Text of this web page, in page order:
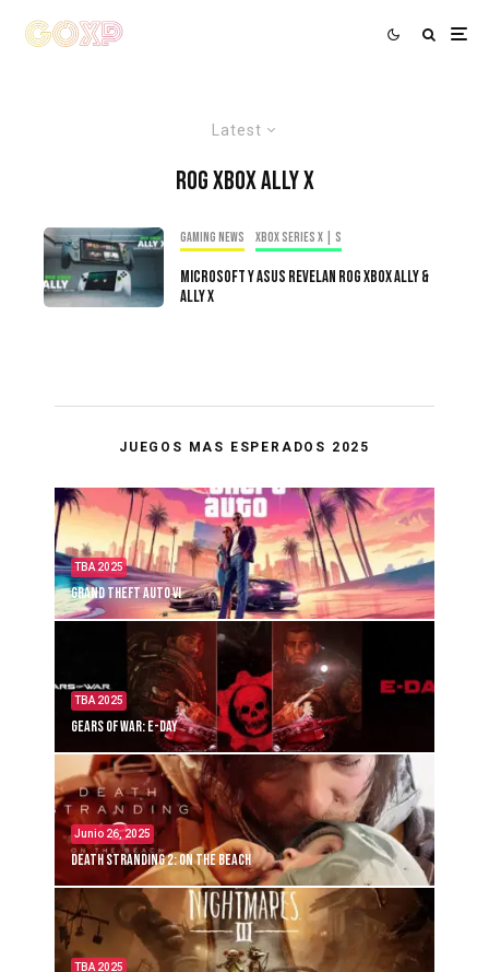
Latest
ROG Xbox Ally X
Gaming news Xbox Series X | S
Microsoft y Asus Revelan ROG Xbox Ally &
Ally X
JUEGOS MAS ESPERADOS 2025
TBA 2025
Grand Theft Auto VI
TBA 2025
Gears of War: E-Day
Junio 26, 2025
Death Stranding 2: On the Beach
TBA 2025